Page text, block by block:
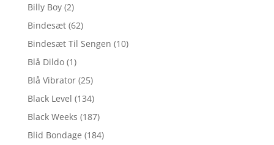
Billy Boy (2)
Bindesæt (62)
Bindesæt Til Sengen (10)
Blå Dildo (1)
Blå Vibrator (25)
Black Level (134)
Black Weeks (187)
Blid Bondage (184)